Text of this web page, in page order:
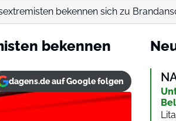
bekennen sich zu
bekennen
dagens.de auf Google folgen